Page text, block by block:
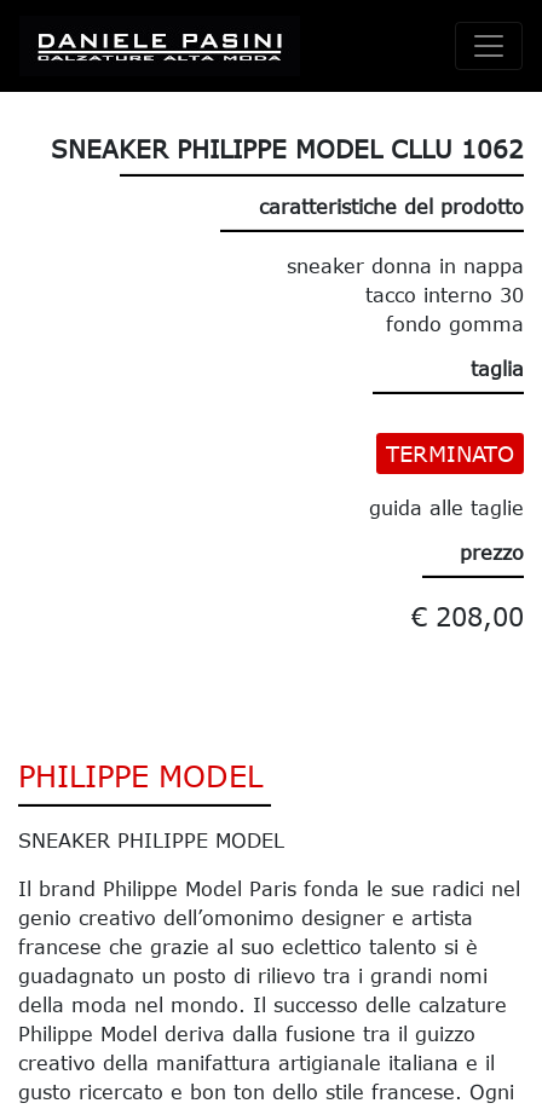
SNEAKER PHILIPPE MODEL CLLU 1062
caratteristiche del prodotto
sneaker donna in nappa
tacco interno 30
fondo gomma
taglia
TERMINATO
guida alle taglie
prezzo
€ 208,00
PHILIPPE MODEL
SNEAKER PHILIPPE MODEL
Il brand Philippe Model Paris fonda le sue radici nel
genio creativo dell’omonimo designer e artista
francese che grazie al suo eclettico talento si è
guadagnato un posto di rilievo tra i grandi nomi
della moda nel mondo. Il successo delle calzature
Philippe Model deriva dalla fusione tra il guizzo
creativo della manifattura artigianale italiana e il
gusto ricercato e bon ton dello stile francese. Ogni